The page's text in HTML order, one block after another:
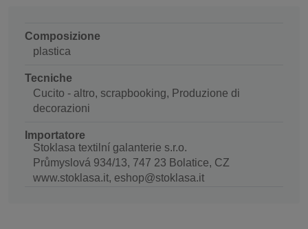
Composizione
plastica
Tecniche
Cucito - altro, scrapbooking, Produzione di
decorazioni
Importatore
Stoklasa textilní galanterie s.r.o.
Průmyslová 934/13, 747 23 Bolatice, CZ
www.stoklasa.it, eshop@stoklasa.it